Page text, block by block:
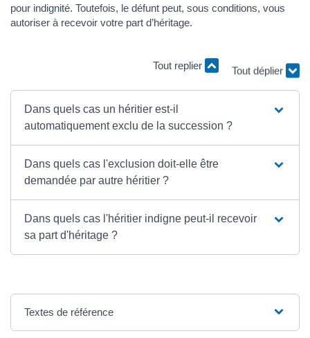
pour indignité. Toutefois, le défunt peut, sous conditions, vous
autoriser à recevoir votre part d’héritage.
Tout replier
Tout déplier
Dans quels cas un héritier est-il
automatiquement exclu de la succession ?
Dans quels cas l'exclusion doit-elle être
demandée par autre héritier ?
Dans quels cas l'héritier indigne peut-il recevoir
sa part d'héritage ?
Textes de référence